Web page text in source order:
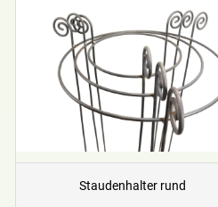
Staudenhalter rund